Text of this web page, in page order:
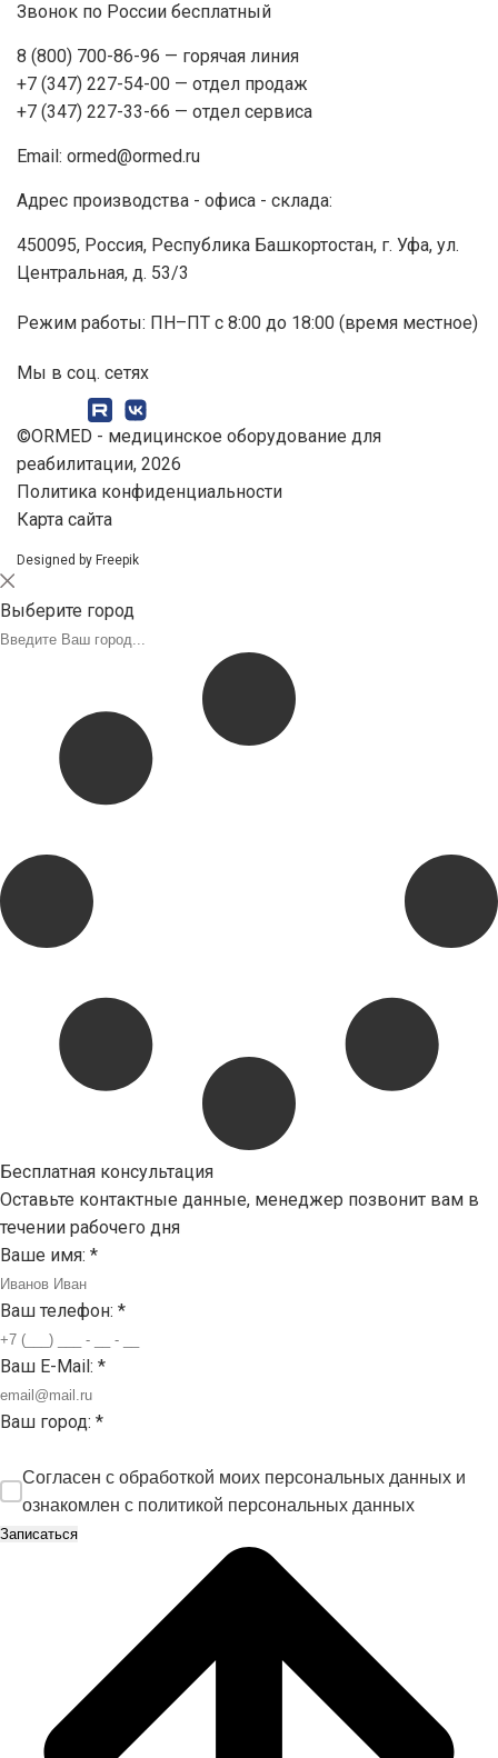
Звонок по России бесплатный
8 (800) 700-86-96 — горячая линия
+7 (347) 227-54-00 — отдел продаж
+7 (347) 227-33-66 — отдел сервиса
Email: ormed@ormed.ru
Адрес производства - офиса - склада:
450095, Россия, Республика Башкортостан, г. Уфа, ул.
Центральная, д. 53/3
Режим работы: ПН–ПТ с 8:00 до 18:00 (время местное)
Мы в соц. сетях
©ORMED - медицинское оборудование для
реабилитации, 2026
Политика конфиденциальности
Карта сайта
Designed by Freepik
Выберите город
Бесплатная консультация
Оставьте контактные данные, менеджер позвонит вам в
течении рабочего дня
Ваше имя: *
Ваш телефон: *
Ваш E-Mail: *
Ваш город: *
Согласен с обработкой моих персональных данных и
ознакомлен с политикой персональных данных